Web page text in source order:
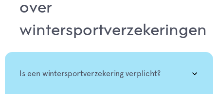
over
wintersportverzekeringen
Is een wintersportverzekering verplicht?